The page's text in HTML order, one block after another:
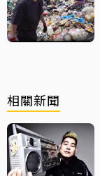
相關新聞